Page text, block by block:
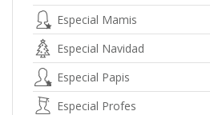
Especial Mamis
Especial Navidad
Especial Papis
Especial Profes